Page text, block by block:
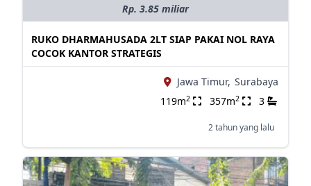
Rp. 3.85 miliar
RUKO DHARMAHUSADA 2LT SIAP PAKAI NOL RAYA
COCOK KANTOR STRATEGIS
Jawa Timur, Surabaya
119m2 357m2 3
2 tahun yang lalu